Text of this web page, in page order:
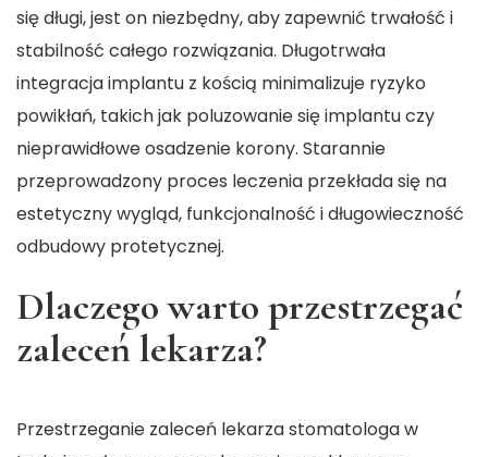
się długi, jest on niezbędny, aby zapewnić trwałość i
stabilność całego rozwiązania. Długotrwała
integracja implantu z kością minimalizuje ryzyko
powikłań, takich jak poluzowanie się implantu czy
nieprawidłowe osadzenie korony. Starannie
przeprowadzony proces leczenia przekłada się na
estetyczny wygląd, funkcjonalność i długowieczność
odbudowy protetycznej.
Dlaczego warto przestrzegać
zaleceń lekarza?
Przestrzeganie zaleceń lekarza stomatologa w